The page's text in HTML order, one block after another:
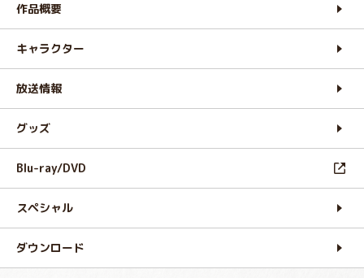
作品概要
キャラクター
放送情報
グッズ
Blu-ray/DVD
スペシャル
ダウンロード